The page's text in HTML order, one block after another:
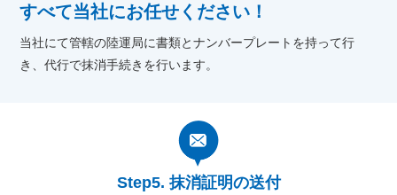
すべて当社にお任せください！
当社にて管轄の陸運局に書類とナンバープレートを持って行
き、代行で抹消手続きを行います。
抹消証明の送付